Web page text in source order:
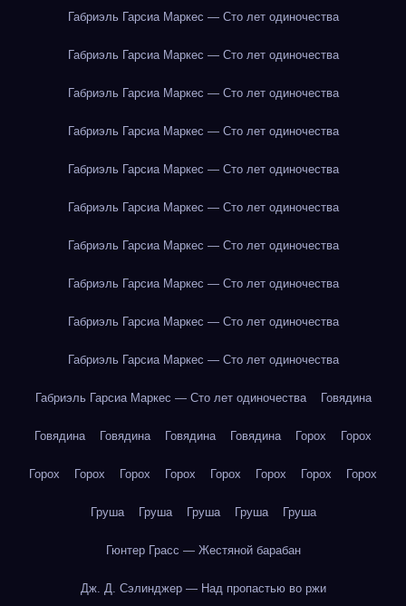
Габриэль Гарсиа Маркес — Сто лет одиночества
Габриэль Гарсиа Маркес — Сто лет одиночества
Габриэль Гарсиа Маркес — Сто лет одиночества
Габриэль Гарсиа Маркес — Сто лет одиночества
Габриэль Гарсиа Маркес — Сто лет одиночества
Габриэль Гарсиа Маркес — Сто лет одиночества
Габриэль Гарсиа Маркес — Сто лет одиночества
Габриэль Гарсиа Маркес — Сто лет одиночества
Габриэль Гарсиа Маркес — Сто лет одиночества
Габриэль Гарсиа Маркес — Сто лет одиночества
Габриэль Гарсиа Маркес — Сто лет одиночества Говядина
Говядина Говядина Говядина Говядина Горох Горох
Горох Горох Горох Горох Горох Горох Горох Горох
Груша Груша Груша Груша Груша
Гюнтер Грасс — Жестяной барабан
Дж. Д. Сэлинджер — Над пропастью во ржи